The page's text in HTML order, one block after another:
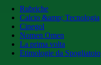
Rubriche
Calcio &amp; Tecnologia
Cinegol
Nomen Omen
La prima volta
Etimologie da Spogliatoio